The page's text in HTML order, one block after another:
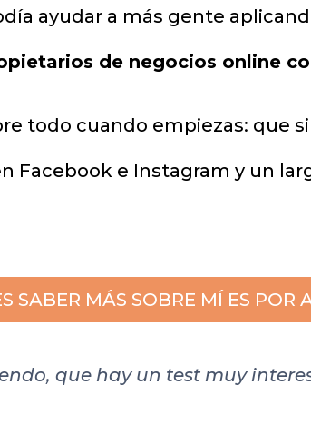
ayudar a más gente
de negocios online
todo cuando empiezas: que
Facebook e Instagram y un
SABER MÁS SOBRE MÍ ES POR
que hay un test muy